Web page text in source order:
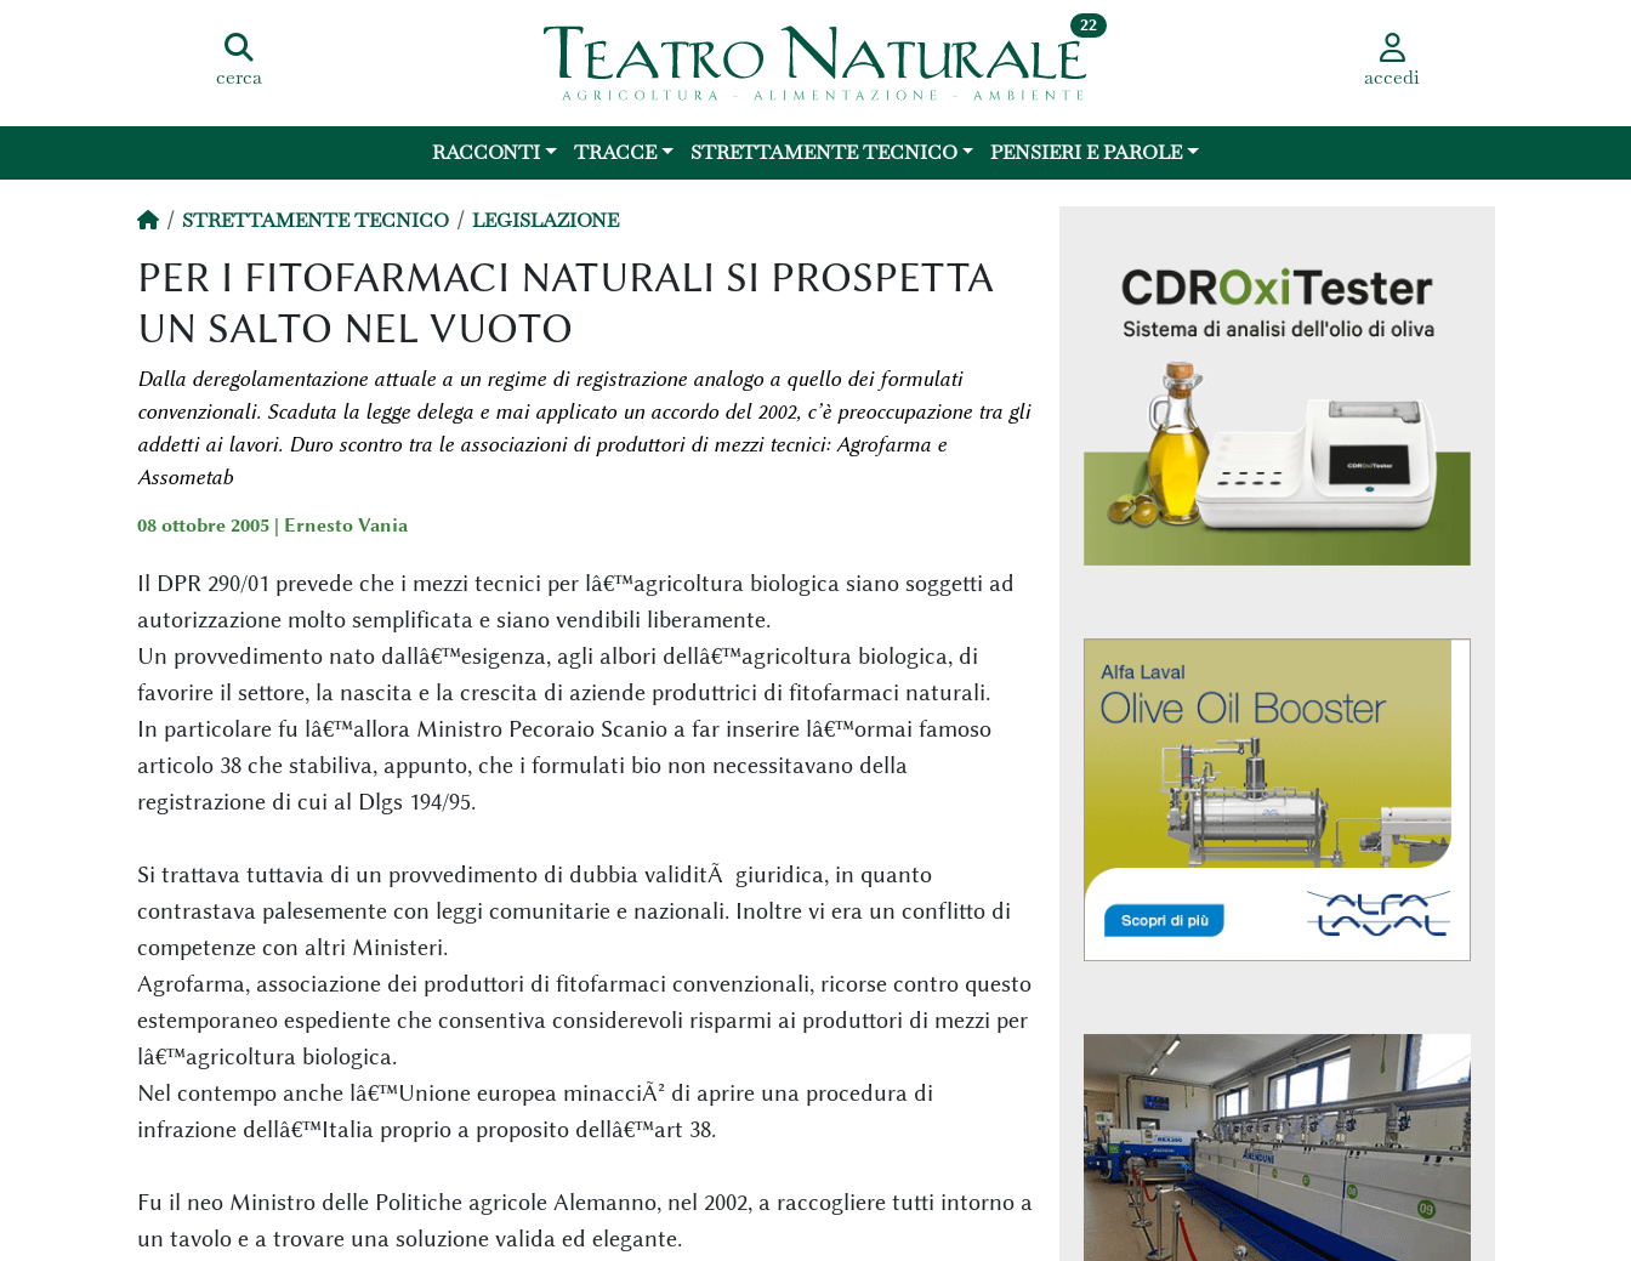
cerca
22
accedi
RACCONTI TRACCE STRETTAMENTE TECNICO PENSIERI E PAROLE
STRETTAMENTE TECNICO LEGISLAZIONE
PER I FITOFARMACI NATURALI SI PROSPETTA
UN SALTO NEL VUOTO
Dalla deregolamentazione attuale a un regime di registrazione analogo a quello dei formulati
convenzionali. Scaduta la legge delega e mai applicato un accordo del 2002, c’è preoccupazione tra gli
addetti ai lavori. Duro scontro tra le associazioni di produttori di mezzi tecnici: Agrofarma e
Assometab
08 ottobre 2005 | Ernesto Vania
Il DPR 290/01 prevede che i mezzi tecnici per lâ€™agricoltura biologica siano soggetti ad
autorizzazione molto semplificata e siano vendibili liberamente.
Un provvedimento nato dallâ€™esigenza, agli albori dellâ€™agricoltura biologica, di
favorire il settore, la nascita e la crescita di aziende produttrici di fitofarmaci naturali.
In particolare fu lâ€™allora Ministro Pecoraio Scanio a far inserire lâ€™ormai famoso
articolo 38 che stabiliva, appunto, che i formulati bio non necessitavano della
registrazione di cui al Dlgs 194/95.
Si trattava tuttavia di un provvedimento di dubbia validitÃ giuridica, in quanto
contrastava palesemente con leggi comunitarie e nazionali. Inoltre vi era un conflitto di
competenze con altri Ministeri.
Agrofarma, associazione dei produttori di fitofarmaci convenzionali, ricorse contro questo
estemporaneo espediente che consentiva considerevoli risparmi ai produttori di mezzi per
lâ€™agricoltura biologica.
Nel contempo anche lâ€™Unione europea minacciÃ² di aprire una procedura di
infrazione dellâ€™Italia proprio a proposito dellâ€™art 38.
Fu il neo Ministro delle Politiche agricole Alemanno, nel 2002, a raccogliere tutti intorno a
un tavolo e a trovare una soluzione valida ed elegante.